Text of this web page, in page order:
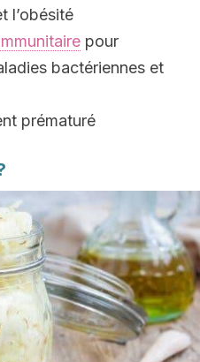
l’obésité
pour
bactériennes et
prématuré